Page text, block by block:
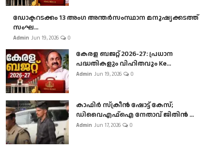
ഡോക്ടറടക്കം 13 അംഗ അന്തർസംസ്ഥാന മനുഷ്യക്കടത്ത്
സംഘ...
Admin Jun 19, 2026 0
കേരള ബജറ്റ് 2026-27: പ്രധാന
പദ്ധതികളും വിഹിതവും Ke...
Admin Jun 19, 2026 0
കാഫിർ സ്‌ക്രീൻ ഷോട്ട് കേസ്;
ഡിവൈഎഫ്ഐ നേതാവ് ജിതിൻ ...
Admin Jun 17, 2026 0